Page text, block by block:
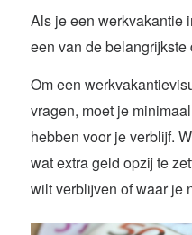
Als je een werkvakantie
een van de
Om een
vragen, moet je
hebben voor je verblijf.
wat extra geld opzij te
wilt verblijven of waar je